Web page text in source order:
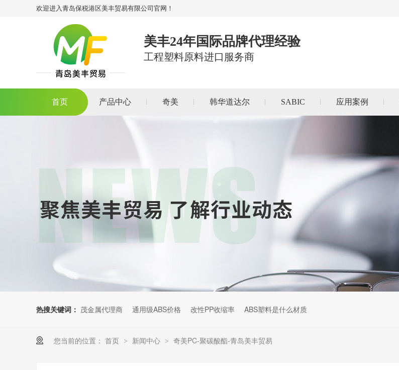
欢迎进入青岛保税港区美丰贸易有限公司官网！
美丰24年国际品牌代理经验
工程塑料原料进口服务商
首页 产品中心 奇美 韩华道达尔 SABIC 应用案例
热搜关键词： 茂金属代理商 通用级ABS价格 改性PP收缩率 ABS塑料是什么材质
您当前的位置： 首页 > 新闻中心 > 奇美PC-聚碳酸酯-青岛美丰贸易